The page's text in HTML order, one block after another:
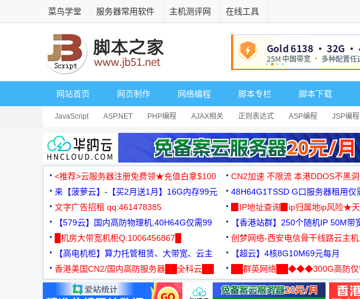
菜鸟学堂 服务器常用软件 主机测评网 在线工具
网站首页 网页制作 网络编程 脚本专栏 脚本下载
JavaScript ASP.NET PHP编程 AJAX相关 正则表达式 ASP编程 JSP编程
安全相关 网页播放器 其它综合 Dart
<推荐>云服务器注册免费领★充值白拿$100 CN2加速 不限流 本港DDOS不黑
来【菠萝云】-【买2月送1月】16G内存99元
48H64G1TSSD G口服务器租用仅
3000+可免费测试
文字广告招租 qq:461478385
▉IP地址查询▉ip归属地ip风险★
【579云】国内高防物理机,40H64G仅需99
元
【香港站群】250个随机IP 50M带
█机房大带宽机柜Q:1006456867█
创梦网络-西安电信骨干线路云主
88元/月
【高电机柜】算力托管租赁、大带宽、云主
机
【超云】4核8G10M69元每月
香港美国CN2/国内高防服务器██全科云██
██群英网络██◆◆◆300G高防仅
◆◆◆